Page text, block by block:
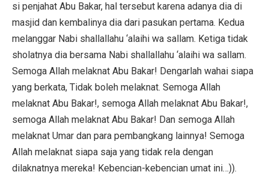
si penjahat Abu Bakar, hal tersebut karena adanya dia di
masjid dan kembalinya dia dari pasukan pertama. Kedua
melanggar Nabi shallallahu ‘alaihi wa sallam. Ketiga tidak
sholatnya dia bersama Nabi shallallahu ‘alaihi wa sallam.
Semoga Allah melaknat Abu Bakar! Dengarlah wahai siapa
yang berkata, Tidak boleh melaknat. Semoga Allah
melaknat Abu Bakar!, semoga Allah melaknat Abu Bakar!,
semoga Allah melaknat Abu Bakar! Dan semoga Allah
melaknat Umar dan para pembangkang lainnya! Semoga
Allah melaknat siapa saja yang tidak rela dengan
dilaknatnya mereka! Kebencian-kebencian umat ini…)).